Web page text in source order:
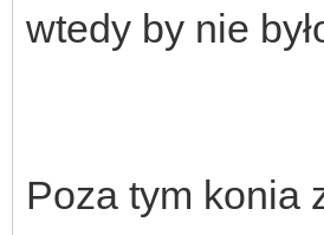
wtedy by nie
Poza tym konia